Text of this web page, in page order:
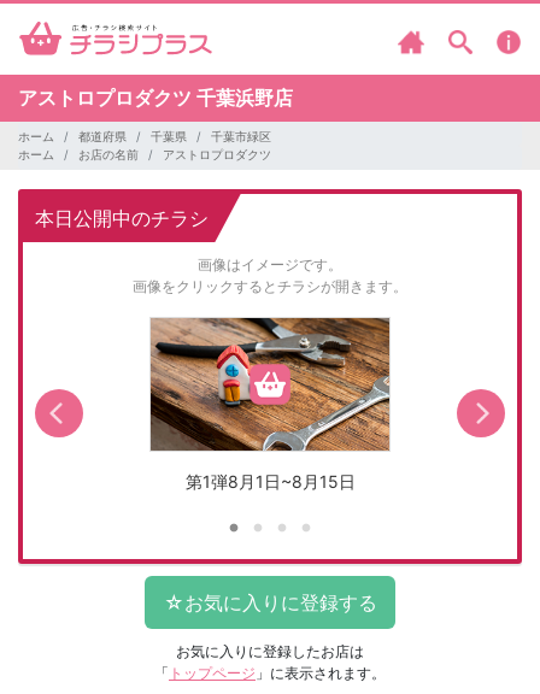
アストロプロダクツ 千葉浜野店
ホーム 都道府県 千葉県
千葉市緑区
ホーム
お店の名前 アストロプロダクツ
本日公開中のチラシ
画像はイメージです。
画像をクリックするとチラシが開きます。
第1弾8月1日~8月15日
お気に入りに登録したお店は
「 トップページ 」に表示されます。